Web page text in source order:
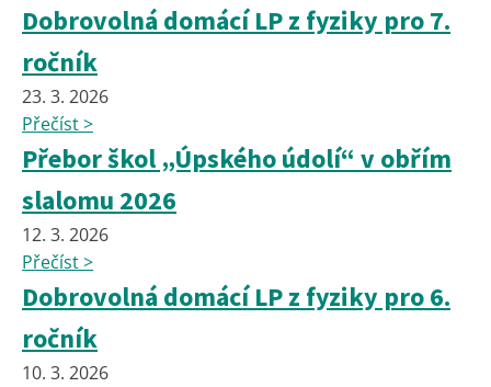
Dobrovolná domácí LP z fyziky pro 7.
ročník
23. 3. 2026
Přečíst >
Přebor škol „Úpského údolí“ v obřím
slalomu 2026
12. 3. 2026
Přečíst >
Dobrovolná domácí LP z fyziky pro 6.
ročník
10. 3. 2026